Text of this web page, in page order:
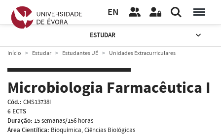
EN
ESTUDAR
Início Estudar Estudantes UÉ Unidades Extracurriculares
Microbiologia Farmacêutica I
Cód.: CMS13738I
6 ECTS
Duração: 15 semanas/156 horas
Área Científica: Bioquímica, Ciências Biológicas